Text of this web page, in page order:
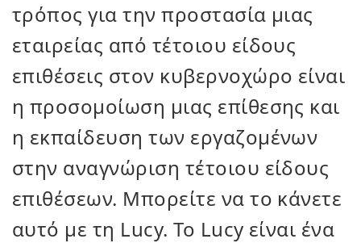
τρόπος για την προστασία μιας
εταιρείας από τέτοιου είδους
επιθέσεις στον κυβερνοχώρο είναι
η προσομοίωση μιας επίθεσης και
η εκπαίδευση των εργαζομένων
στην αναγνώριση τέτοιου είδους
επιθέσεων. Μπορείτε να το κάνετε
αυτό με τη Lucy. Το Lucy είναι ένα